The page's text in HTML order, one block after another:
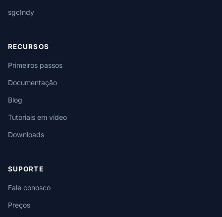
sgcIndy
RECURSOS
Primeiros passos
Documentação
Blog
Tutoriais em vídeo
Downloads
SUPORTE
Fale conosco
Preços